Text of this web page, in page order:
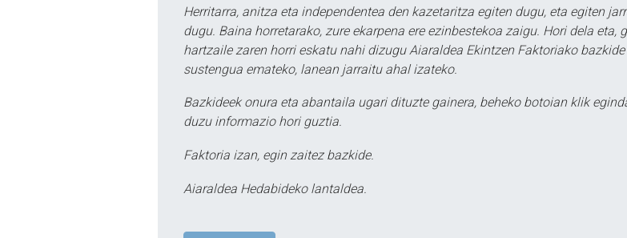
Herritarra, anitza eta independentea den kazetaritza egiten dugu, eta egiten
dugu. Baina horretarako, zure ekarpena ere ezinbestekoa zaigu. Hori dela eta,
hartzaile zaren horri eskatu nahi dizugu Aiaraldea Ekintzen Faktoriako bazkide
sustengua emateko, lanean jarraitu ahal izateko.
Bazkideek onura eta abantaila ugari dituzte gainera, beheko botoian klik
duzu informazio hori guztia.
Faktoria izan, egin zaitez bazkide.
Aiaraldea Hedabideko lantaldea.